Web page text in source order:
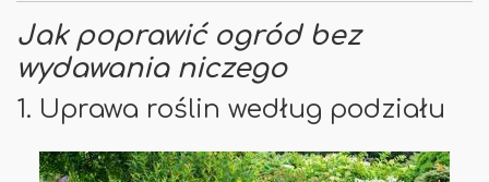
Jak poprawić ogród bez
wydawania niczego
1. Uprawa roślin według podziału